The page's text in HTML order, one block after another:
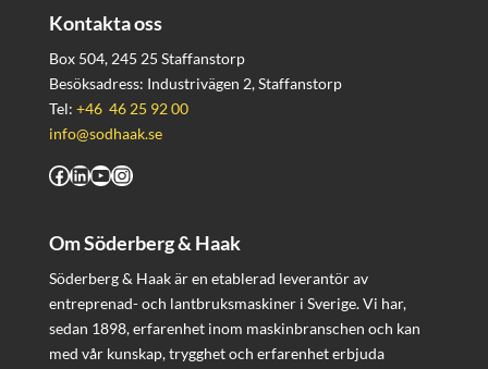
Kontakta oss
Box 504, 245 25 Staffanstorp
Besöksadress: Industrivägen 2, Staffanstorp
Tel: +46 46 25 92 00
info@sodhaak.se
Facebook
LinkedIn
YouTube
Instagram
Om Söderberg & Haak
Söderberg & Haak är en etablerad leverantör av
entreprenad- och lantbruksmaskiner i Sverige. Vi har,
sedan 1898, erfarenhet inom maskinbranschen och kan
med vår kunskap, trygghet och erfarenhet erbjuda